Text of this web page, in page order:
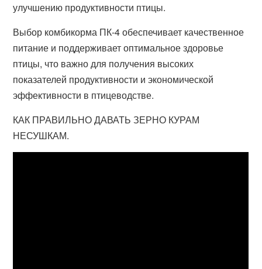
улучшению продуктивности птицы.
Выбор комбикорма ПК-4 обеспечивает качественное
питание и поддерживает оптимальное здоровье
птицы, что важно для получения высоких
показателей продуктивности и экономической
эффективности в птицеводстве.
КАК ПРАВИЛЬНО ДАВАТЬ ЗЕРНО КУРАМ
НЕСУШКАМ.